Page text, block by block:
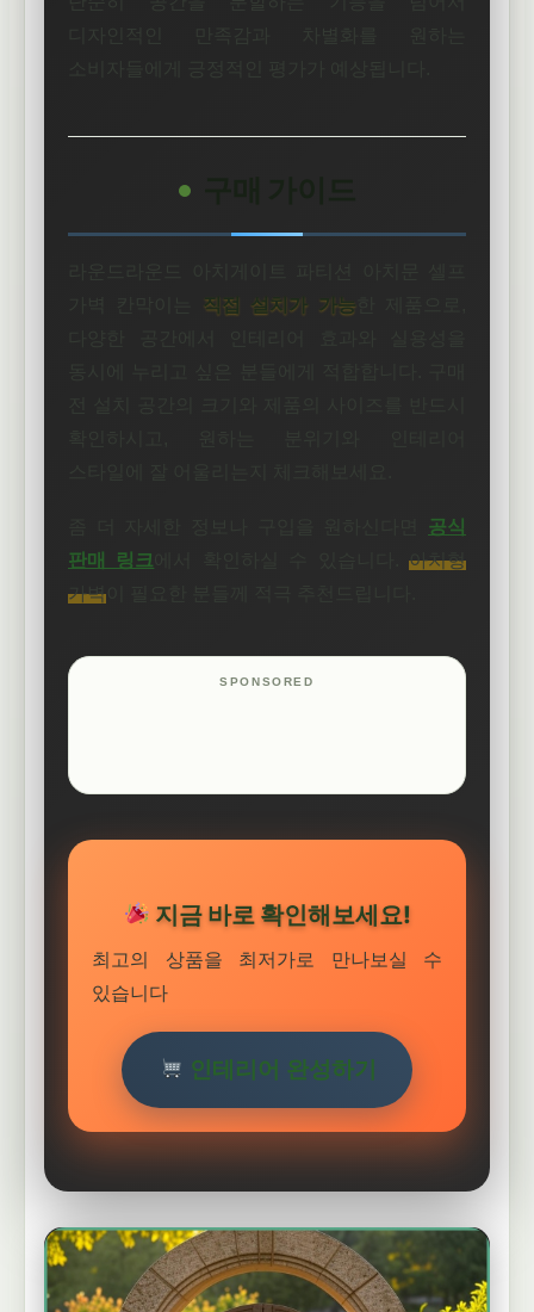
직접 설치가 가능
공식
판매 링크 에서 확인하실 수 있습니다.아치형
가벽
지금 바로 확인해보세요!
최고의 상품을 최저가로 만나보실 수
있습니다
인테리어 완성하기